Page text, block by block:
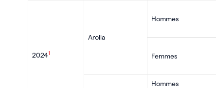
20241
Arolla
Hommes
Femmes
Hommes